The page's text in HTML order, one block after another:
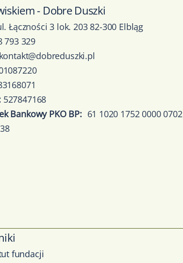
- Dobre Duszki
Łączności 3 lok. 203 82-300 Elbląg
793 329
527847168
Bankowy PKO BP: 61 1020 1752 0000 0702
fundacji